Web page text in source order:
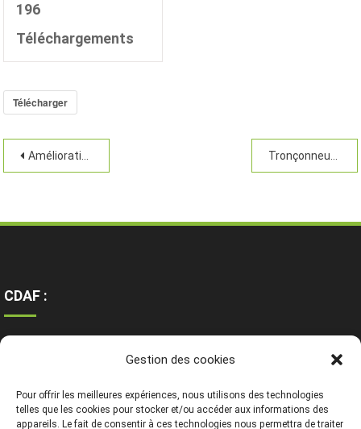
Gestion des cookies
Pour offrir les meilleures expériences, nous utilisons des technologies
telles que les cookies pour stocker et/ou accéder aux informations des
appareils. Le fait de consentir à ces technologies nous permettra de traiter
196
Téléchargements
Télécharger
Amélioration des plants
CDAF :
Mentions légales